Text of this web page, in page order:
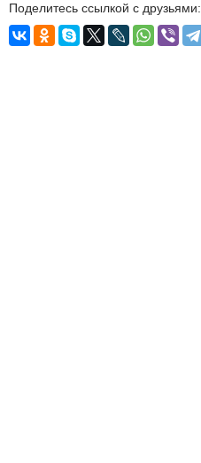
Поделитесь ссылкой с друзьями: